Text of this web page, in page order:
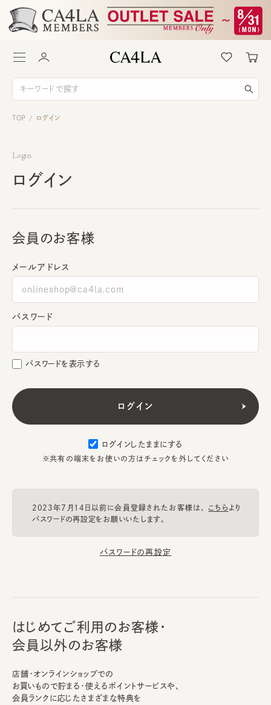
TOP / ログイン
Login
ログイン
会員のお客様
メールアドレス
パスワード
パスワードを表示する
ログインしたままにする
※共有の端末をお使いの方はチェックを外してください
2023年7月14日以前に会員登録されたお客様は、 こちらより
パスワードの再設定をお願いいたします。
パスワードの再設定
はじめてご利用のお客様・
会員以外のお客様
店舗・オンラインショップでの
お買いもので貯まる・使えるポイントサービスや、
会員ランクに応じたさまざまな特典を